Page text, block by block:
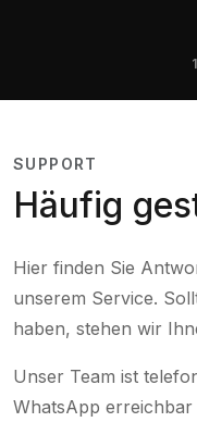
SUPPORT
Häufig
Hier finden Sie
unserem Service.
haben, stehen wir
Unser Team ist
WhatsApp